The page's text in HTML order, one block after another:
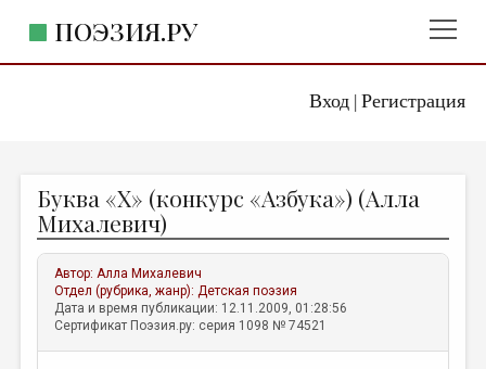
Вход| Регистрация
ПОЭЗИЯ.РУ
ЖАНРЫ
АВТОРЫ
КОММЕНТАРИИ
ЛИТСАЛОН
Буква «Х» (конкурс «Азбука») (Алла
Михалевич)
Автор:Алла Михалевич
Отдел (рубрика, жанр):Детская поэзия
Дата и время публикации: 12.11.2009, 01:28:56
Сертификат Поэзия.ру: серия 1098 № 74521